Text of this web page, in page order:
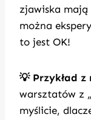
zjawiska
można
to jest OK!
💡 Przykład
warsztatów z
myślicie,